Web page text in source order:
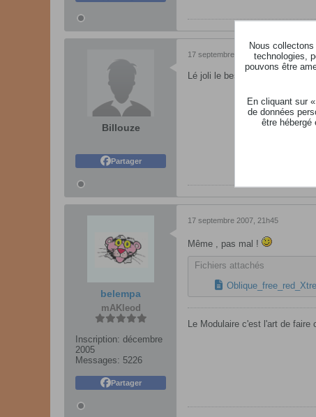
Billouze
Partager
17 septembre 2007, 11h39
Lé joli le bestiau 8)
belempa
mAKleod
Inscription: décembre
2005
Messages: 5226
Partager
17 septembre 2007, 21h45
Même , pas mal !
Fichiers attachés
Le Modulaire c'est l'art de
Nous
technologies,
pouvons être
En cliquant sur «
de données
être